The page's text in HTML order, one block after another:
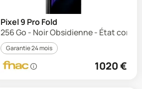
Pixel 9 Pro Fold
256 Go - Noir Obsidienne - État correct
Garantie 24 mois
1020€